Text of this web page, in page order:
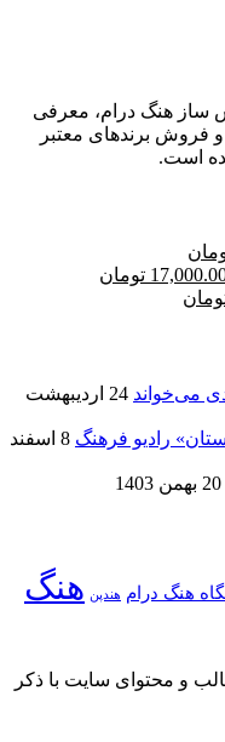
ساز هنگ درام، معرفی
فروش برندهای معتبر
است.
تومان
می‌خواند
24 اردیبهشت
رادیو فرهنگ
8 اسفند
20 بهمن 1403
هنگ درام هندپن هنگ
از مطالب و محتوای سایت با ذکر